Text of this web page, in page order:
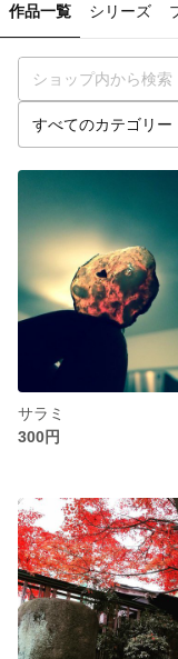
作品一覧 シリーズ
サラミ
300円